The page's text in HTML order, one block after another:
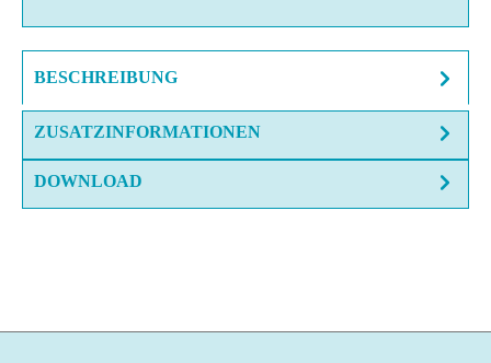
BESCHREIBUNG
ZUSATZINFORMATIONEN
DOWNLOAD